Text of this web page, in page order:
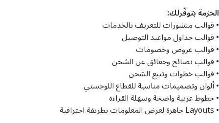
الحزمة بتوفّرلك:
• قوالب منشورات للتعريف بالخدمات
• قوالب جداول مواعيد التوصيل
• قوالب عروض وخصومات
• قوالب نصائح وحقائق عن الشحن
• قوالب خطوات وتتبع الشحن
• ألوان وتصميمات مناسبة للقطاع اللوجستي
• خطوط عربية واضحة وسهلة القراءة
• Layouts جاهزة لعرض المعلومات بطريقة احترافية